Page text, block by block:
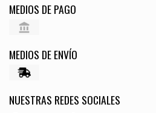
MEDIOS DE PAGO
MEDIOS DE ENVÍO
NUESTRAS REDES SOCIALES